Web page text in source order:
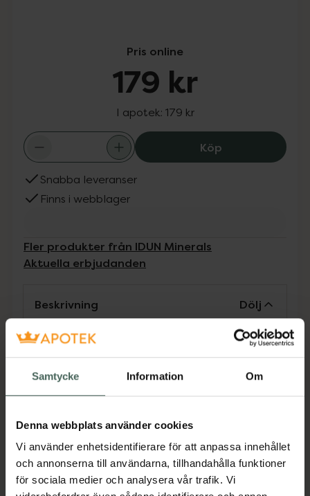
Samtycke Information Om
Denna webbplats använder cookies
Vi använder enhetsidentifierare för att anpassa innehållet
och annonserna till användarna, tillhandahålla funktioner
för sociala medier och analysera vår trafik. Vi
Pris online
179 kr
I apotek: 179 kr
KöpIDUN Minerals
Snabba leveranser
Finns i webblager
Fler produkter från IDUN Minerals
Aktuella erbjudanden
Beskrivning Dölj
IDUN Minerals Mineral Single Eyeshadow
Sandvita innehåller högrenade
mineralpigment och ger intensiv färg och en
matt finish i en ljus beige nyans. Texturen är
Minerals Mineral Eyeshadow är vegansk,
parfymfri och dermatologiskt testad. Passar
alla hudtyper, även de mest känsliga.
EAN:07340074741151